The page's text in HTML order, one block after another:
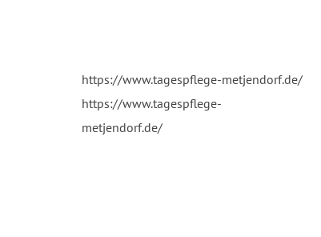
https://www.tagespflege-metjendorf.de/
https://www.tagespflege-
metjendorf.de/